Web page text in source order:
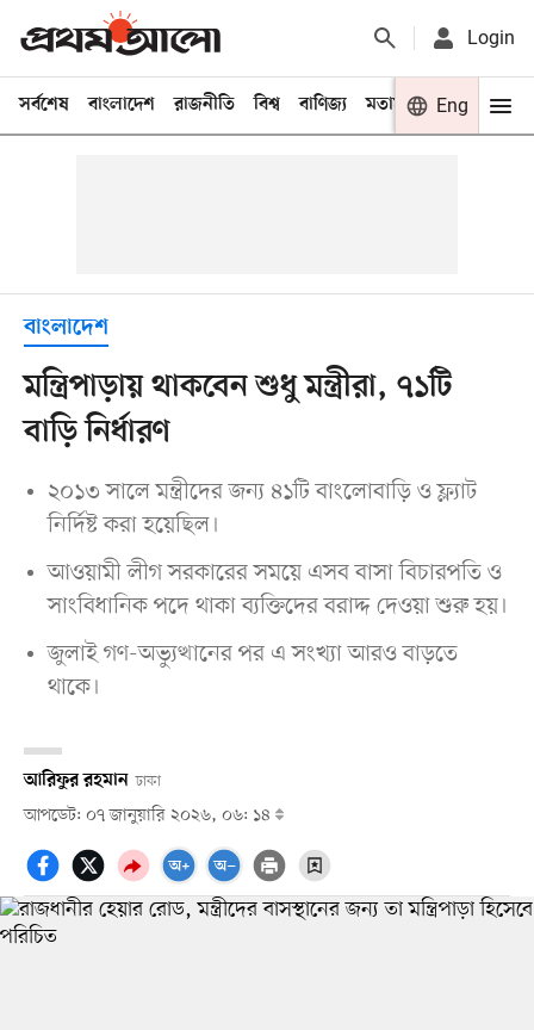
Login
সর্বশেষ বাংলাদেশ রাজনীতি বিশ্ব বাণিজ্য মতামত খেলা
Eng
বাংলাদেশ
মন্ত্রিপাড়ায় থাকবেন শুধু মন্ত্রীরা, ৭১টি
বাড়ি নির্ধারণ
২০১৩ সালে মন্ত্রীদের জন্য ৪১টি বাংলোবাড়ি ও ফ্ল্যাট
নির্দিষ্ট করা হয়েছিল।
আওয়ামী লীগ সরকারের সময়ে এসব বাসা বিচারপতি ও
সাংবিধানিক পদে থাকা ব্যক্তিদের বরাদ্দ দেওয়া শুরু হয়।
জুলাই গণ-অভ্যুত্থানের পর এ সংখ্যা আরও বাড়তে
থাকে।
আরিফুর রহমান ঢাকা
আপডেট: ০৭ জানুয়ারি ২০২৬, ০৬: ১৪